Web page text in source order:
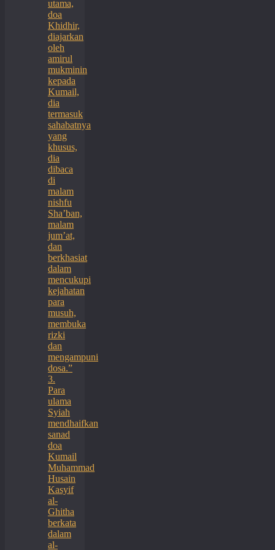
utama,
doa
Khidhir,
diajarkan
oleh
amirul
mukminin
kepada
Kumail,
dia
termasuk
sahabatnya
yang
khusus,
dia
dibaca
di
malam
nishfu
Sha’ban,
malam
jum’at,
dan
berkhasiat
dalam
mencukupi
kejahatan
para
musuh,
membuka
rizki
dan
mengampuni
dosa.”
3.
Para
ulama
Syiah
mendhaifkan
sanad
doa
Kumail
Muhammad
Husain
Kasyif
al-
Ghitha
berkata
dalam
al-